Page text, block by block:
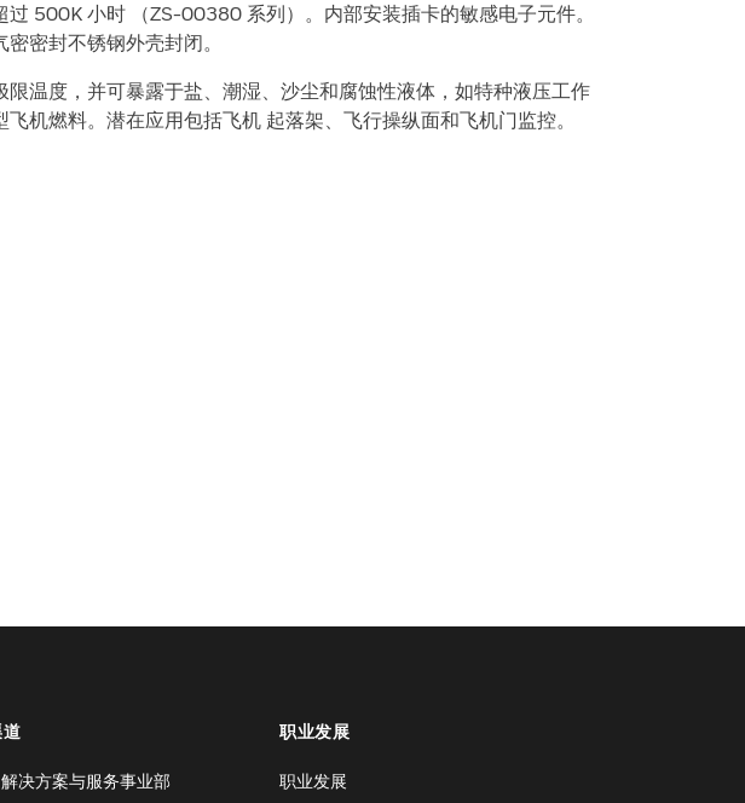
过 500K 小时 （ZS-00380 系列）。内部安装插卡的敏感电子元件。
密密封不锈钢外壳封闭。
限温度，并可暴露于盐、潮湿、沙尘和腐蚀性液体，如特种液压工作
飞机燃料。潜在应用包括飞机 起落架、飞行操纵面和飞机门监控。
决方案与服务事业部
职业发展
职业发展